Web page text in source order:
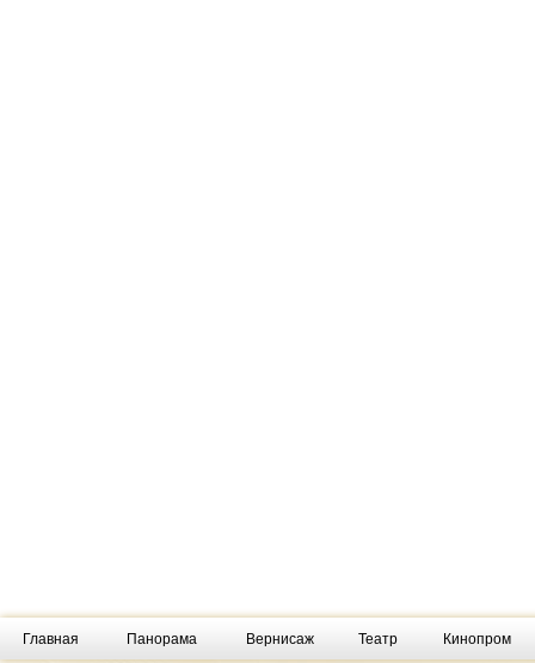
Главная Панорама Вернисаж Театр Кинопром